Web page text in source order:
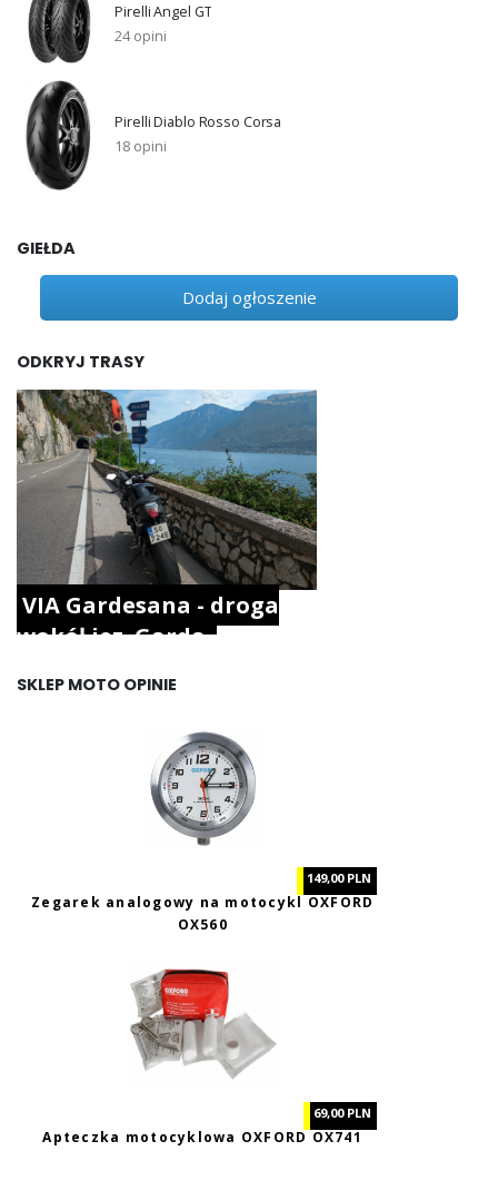
Pirelli Angel GT
24 opini
Pirelli Diablo Rosso Corsa
18 opini
GIEŁDA
Dodaj ogłoszenie
ODKRYJ TRASY
VIA Gardesana - droga
wokół jez. Garda.
SKLEP MOTO OPINIE
149,00 PLN
Zegarek analogowy na motocykl OXFORD
OX560
69,00 PLN
Apteczka motocyklowa OXFORD OX741